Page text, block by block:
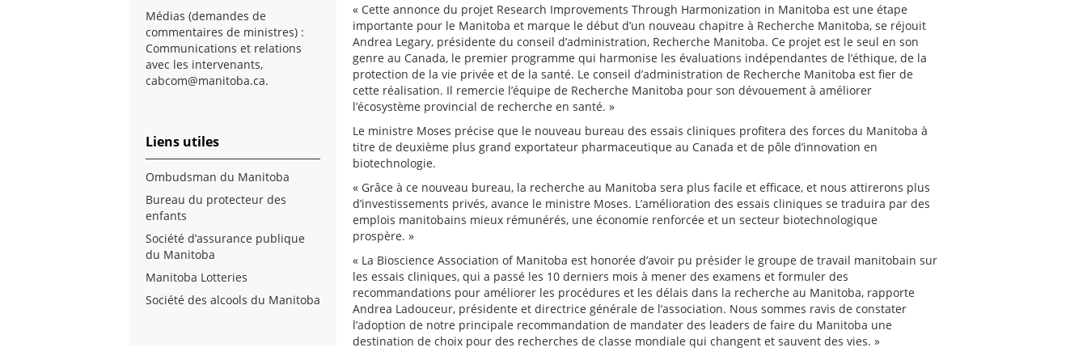
« Cette annonce du projet Research Improvements Through Harmonization in Manitoba est une étape
importante pour le Manitoba et marque le début d’un nouveau chapitre à Recherche Manitoba, se réjouit
Andrea Legary, présidente du conseil d’administration, Recherche Manitoba. Ce projet est le seul en son
genre au Canada, le premier programme qui harmonise les évaluations indépendantes de l’éthique, de la
protection de la vie privée et de la santé. Le conseil d’administration de Recherche Manitoba est fier de
cette réalisation. Il remercie l’équipe de Recherche Manitoba pour son dévouement à améliorer
l’écosystème provincial de recherche en santé. »
Le ministre Moses précise que le nouveau bureau des essais cliniques profitera des forces du Manitoba à
titre de deuxième plus grand exportateur pharmaceutique au Canada et de pôle d’innovation en
biotechnologie.
« Grâce à ce nouveau bureau, la recherche au Manitoba sera plus facile et efficace, et nous attirerons plus
d’investissements privés, avance le ministre Moses. L’amélioration des essais cliniques se traduira par des
emplois manitobains mieux rémunérés, une économie renforcée et un secteur biotechnologique
prospère. »
« La Bioscience Association of Manitoba est honorée d’avoir pu présider le groupe de travail manitobain sur
les essais cliniques, qui a passé les 10 derniers mois à mener des examens et formuler des
recommandations pour améliorer les procédures et les délais dans la recherche au Manitoba, rapporte
Andrea Ladouceur, présidente et directrice générale de l’association. Nous sommes ravis de constater
l’adoption de notre principale recommandation de mandater des leaders de faire du Manitoba une
destination de choix pour des recherches de classe mondiale qui changent et sauvent des vies. »
Médias (demandes de
commentaires de ministres) :
Communications et relations
avec les intervenants,
cabcom@manitoba.ca.
Liens utiles
Ombudsman du Manitoba
Bureau du protecteur des
enfants
Société d’assurance publique
du Manitoba
Manitoba Lotteries
Société des alcools du Manitoba